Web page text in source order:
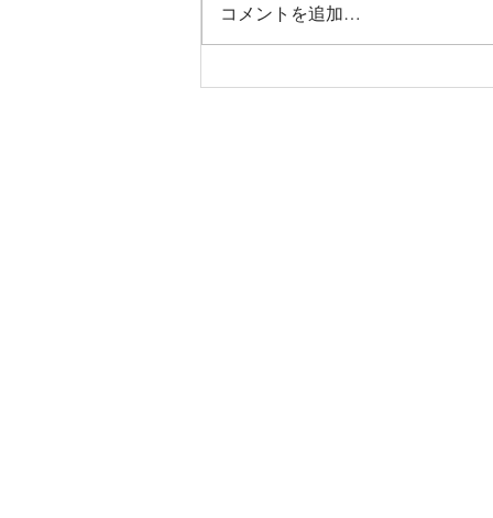
烏丸御池個室美容院＊ツート
コメントを追加…